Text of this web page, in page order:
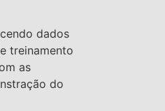
dados
treinamento
as
do